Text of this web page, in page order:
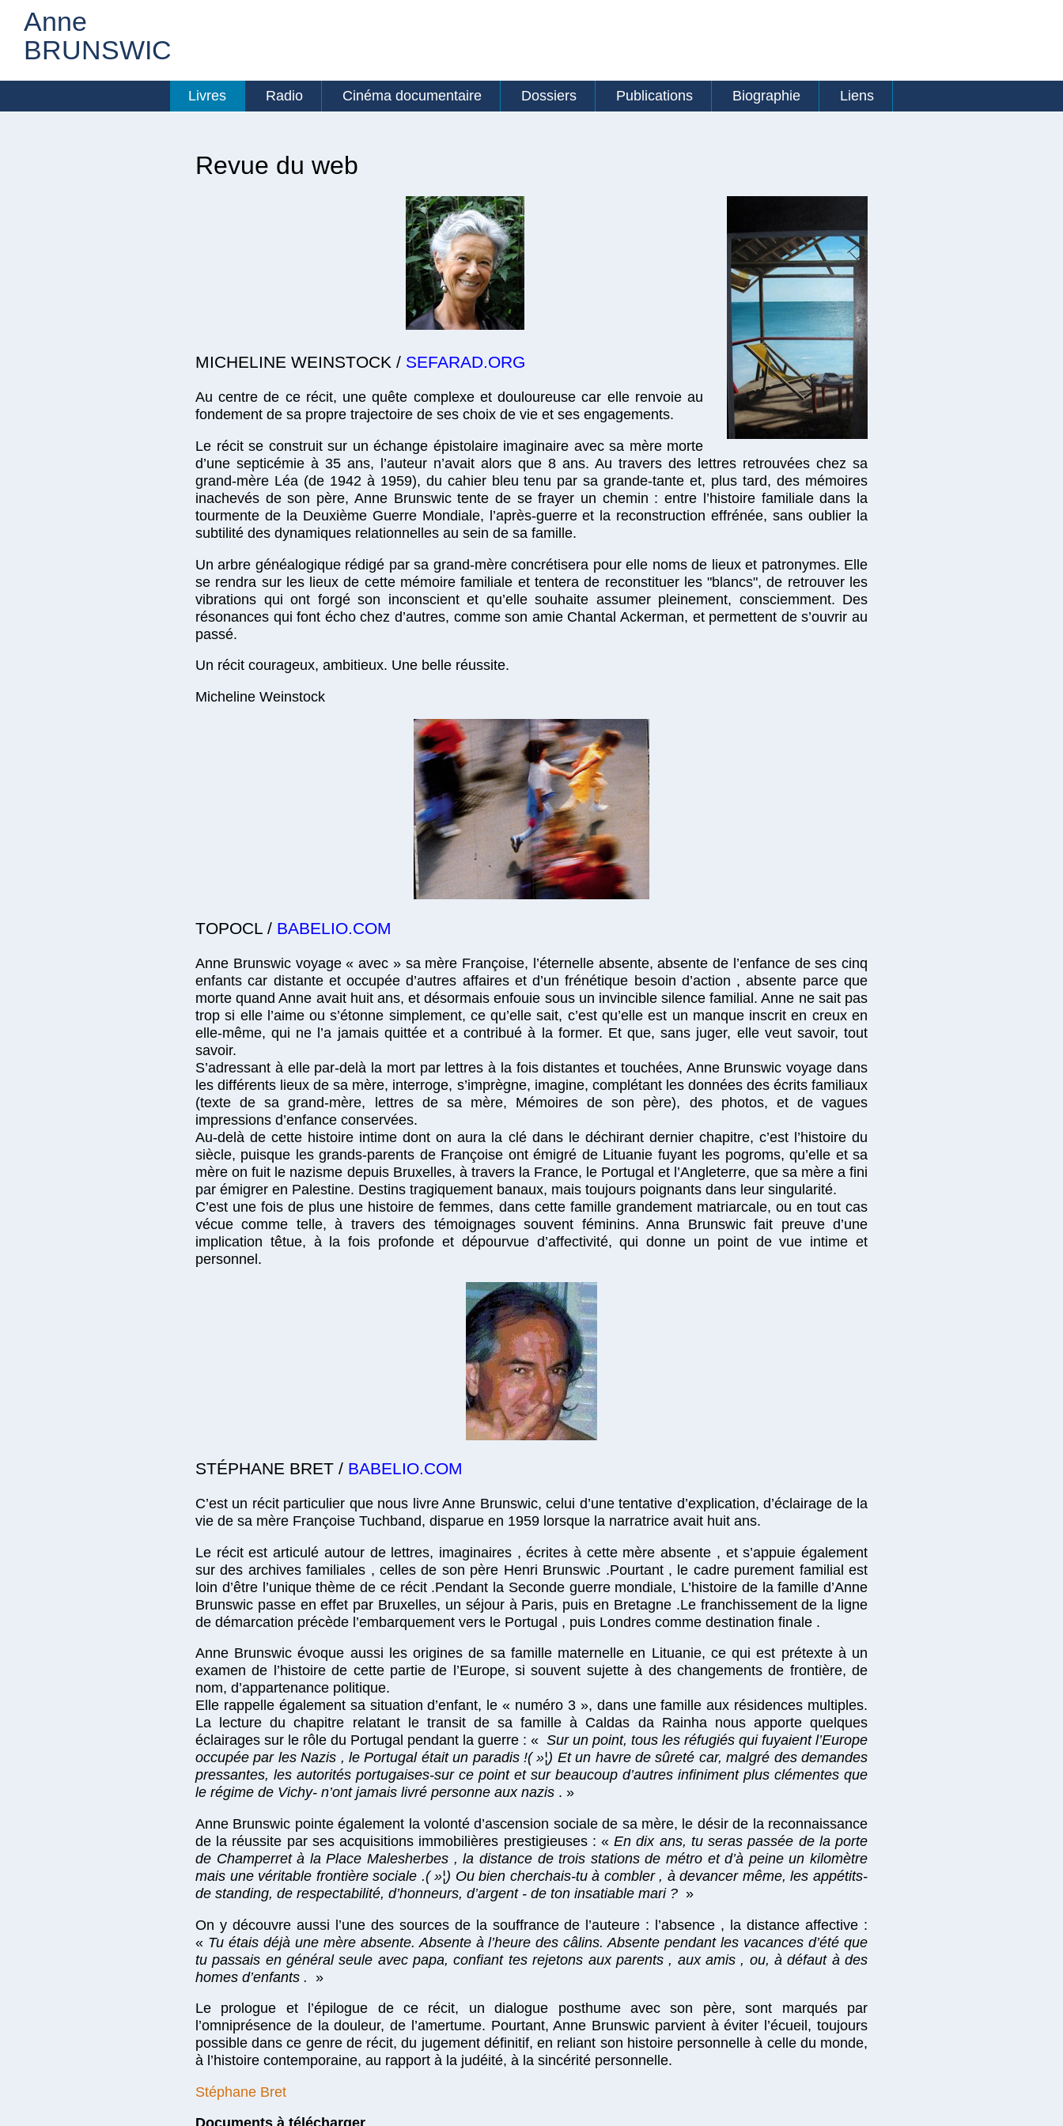
Anne
BRUNSWIC
Livres Radio Cinéma documentaire Dossiers Publications Biographie Liens
Revue du web
MICHELINE WEINSTOCK / SEFARAD.ORG
Au centre de ce récit, une quête complexe et douloureuse car elle renvoie au
fondement de sa propre trajectoire de ses choix de vie et ses engagements.
Le récit se construit sur un échange épistolaire imaginaire avec sa mère morte
d’une septicémie à 35 ans, l’auteur n’avait alors que 8 ans. Au travers des lettres retrouvées chez sa
grand-mère Léa (de 1942 à 1959), du cahier bleu tenu par sa grande-tante et, plus tard, des mémoires
inachevés de son père, Anne Brunswic tente de se frayer un chemin : entre l’histoire familiale dans la
tourmente de la Deuxième Guerre Mondiale, l’après-guerre et la reconstruction effrénée, sans oublier la
subtilité des dynamiques relationnelles au sein de sa famille.
Un arbre généalogique rédigé par sa grand-mère concrétisera pour elle noms de lieux et patronymes. Elle
se rendra sur les lieux de cette mémoire familiale et tentera de reconstituer les "blancs", de retrouver les
vibrations qui ont forgé son inconscient et qu’elle souhaite assumer pleinement, consciemment. Des
résonances qui font écho chez d’autres, comme son amie Chantal Ackerman, et permettent de s’ouvrir au
passé.
Un récit courageux, ambitieux. Une belle réussite.
Micheline Weinstock
TOPOCL / BABELIO.COM
Anne Brunswic voyage « avec » sa mère Françoise, l’éternelle absente, absente de l’enfance de ses cinq
enfants car distante et occupée d’autres affaires et d’un frénétique besoin d’action , absente parce que
morte quand Anne avait huit ans, et désormais enfouie sous un invincible silence familial. Anne ne sait pas
trop si elle l’aime ou s’étonne simplement, ce qu’elle sait, c’est qu’elle est un manque inscrit en creux en
elle-même, qui ne l’a jamais quittée et a contribué à la former. Et que, sans juger, elle veut savoir, tout
savoir.
S’adressant à elle par-delà la mort par lettres à la fois distantes et touchées, Anne Brunswic voyage dans
les différents lieux de sa mère, interroge, s’imprègne, imagine, complétant les données des écrits familiaux
(texte de sa grand-mère, lettres de sa mère, Mémoires de son père), des photos, et de vagues
impressions d’enfance conservées.
Au-delà de cette histoire intime dont on aura la clé dans le déchirant dernier chapitre, c’est l’histoire du
siècle, puisque les grands-parents de Françoise ont émigré de Lituanie fuyant les pogroms, qu’elle et sa
mère on fuit le nazisme depuis Bruxelles, à travers la France, le Portugal et l’Angleterre, que sa mère a fini
par émigrer en Palestine. Destins tragiquement banaux, mais toujours poignants dans leur singularité.
C’est une fois de plus une histoire de femmes, dans cette famille grandement matriarcale, ou en tout cas
vécue comme telle, à travers des témoignages souvent féminins. Anna Brunswic fait preuve d’une
implication têtue, à la fois profonde et dépourvue d’affectivité, qui donne un point de vue intime et
personnel.
STÉPHANE BRET / BABELIO.COM
C’est un récit particulier que nous livre Anne Brunswic, celui d’une tentative d’explication, d’éclairage de la
vie de sa mère Françoise Tuchband, disparue en 1959 lorsque la narratrice avait huit ans.
Le récit est articulé autour de lettres, imaginaires , écrites à cette mère absente , et s’appuie également
sur des archives familiales , celles de son père Henri Brunswic .Pourtant , le cadre purement familial est
loin d’être l’unique thème de ce récit .Pendant la Seconde guerre mondiale, L’histoire de la famille d’Anne
Brunswic passe en effet par Bruxelles, un séjour à Paris, puis en Bretagne .Le franchissement de la ligne
de démarcation précède l’embarquement vers le Portugal , puis Londres comme destination finale .
Anne Brunswic évoque aussi les origines de sa famille maternelle en Lituanie, ce qui est prétexte à un
examen de l’histoire de cette partie de l’Europe, si souvent sujette à des changements de frontière, de
nom, d’appartenance politique.
Elle rappelle également sa situation d’enfant, le « numéro 3 », dans une famille aux résidences multiples.
La lecture du chapitre relatant le transit de sa famille à Caldas da Rainha nous apporte quelques
éclairages sur le rôle du Portugal pendant la guerre : « Sur un point, tous les réfugiés qui fuyaient l’Europe
occupée par les Nazis , le Portugal était un paradis !( »¦) Et un havre de sûreté car, malgré des demandes
pressantes, les autorités portugaises-sur ce point et sur beaucoup d’autres infiniment plus clémentes que
le régime de Vichy- n’ont jamais livré personne aux nazis . »
Anne Brunswic pointe également la volonté d’ascension sociale de sa mère, le désir de la reconnaissance
de la réussite par ses acquisitions immobilières prestigieuses : «En dix ans, tu seras passée de la porte
de Champerret à la Place Malesherbes , la distance de trois stations de métro et d’à peine un kilomètre
mais une véritable frontière sociale .( »¦) Ou bien cherchais-tu à combler , à devancer même, les appétits-
de standing, de respectabilité, d’honneurs, d’argent - de ton insatiable mari ? »
On y découvre aussi l’une des sources de la souffrance de l’auteure : l’absence , la distance affective :
« Tu étais déjà une mère absente. Absente à l’heure des câlins. Absente pendant les vacances d’été que
tu passais en général seule avec papa, confiant tes rejetons aux parents , aux amis , ou, à défaut à des
homes d’enfants . »
Le prologue et l’épilogue de ce récit, un dialogue posthume avec son père, sont marqués par
l’omniprésence de la douleur, de l’amertume. Pourtant, Anne Brunswic parvient à éviter l’écueil, toujours
possible dans ce genre de récit, du jugement définitif, en reliant son histoire personnelle à celle du monde,
à l’histoire contemporaine, au rapport à la judéité, à la sincérité personnelle.
Stéphane Bret